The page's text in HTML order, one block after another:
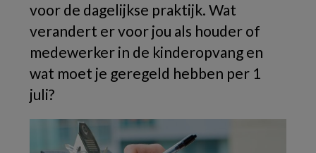
voor de dagelijkse praktijk. Wat
verandert er voor jou als houder of
medewerker in de kinderopvang en
wat moet je geregeld hebben per 1
juli?